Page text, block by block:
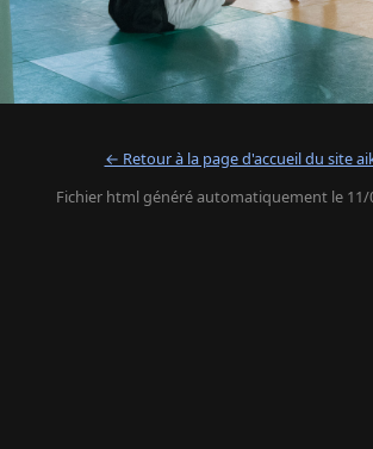
← Retour à la page d'accueil du site
Fichier html généré automatiquement le 11/